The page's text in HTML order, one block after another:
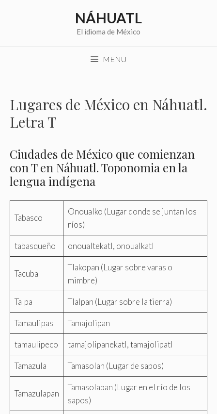
NÁHUATL
El idioma de México
MENU
Lugares de México en Náhuatl.
Letra T
Ciudades de México que comienzan
con T en Náhuatl. Toponomia en la
lengua indígena
Tabasco
Onoualko (Lugar donde se juntan los
ríos)
tabasqueño onoualtekatl, onoualkatl
Tacuba
Tlakopan (Lugar sobre varas o
mimbre)
Talpa Tlalpan (Lugar sobre la tierra)
Tamaulipas Tamajolipan
tamaulipeco tamajolipanekatl, tamajolipatl
Tamazula Tamasolan (Lugar de sapos)
Tamazulapan
Tamasolapan (Lugar en el río de los
sapos)